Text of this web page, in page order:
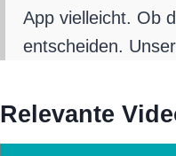
App vielleicht. Ob
entscheiden.
Relevante